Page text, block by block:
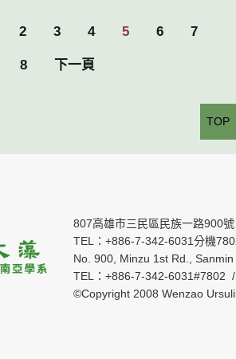
2 3 4 5 6 7
8 下一頁
807高雄市三民區民族一路900號
TEL：+886-7-342-6031分機
No. 900, Minzu 1st Rd.,
TEL：+886-7-342-6031#7802
©Copyright 2008 Wenzao
TOP